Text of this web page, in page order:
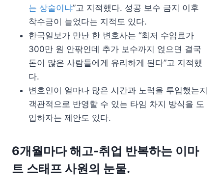
는 상술이냐”고 지적했다. 성공 보수 금지 이후
착수금이 늘었다는 지적도 있다.
한국일보가 만난 한 변호사는 “최저 수임료가
300만 원 안팎인데 추가 보수까지 얹으면 결국
돈이 많은 사람들에게 유리하게 된다”고 지적했
다.
변호인이 얼마나 많은 시간과 노력을 투입했는지
객관적으로 반영할 수 있는 타임 차지 방식을 도
입하자는 제안도 있다.
6개월마다 해고-취업 반복하는 이마
트 스태프 사원의 눈물.